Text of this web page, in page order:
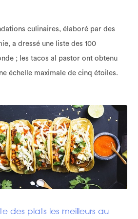
culinaires, élaboré par des
a dressé une liste des 100
; les tacos al pastor ont obtenu
échelle maximale de cinq étoiles.
des plats les meilleurs au